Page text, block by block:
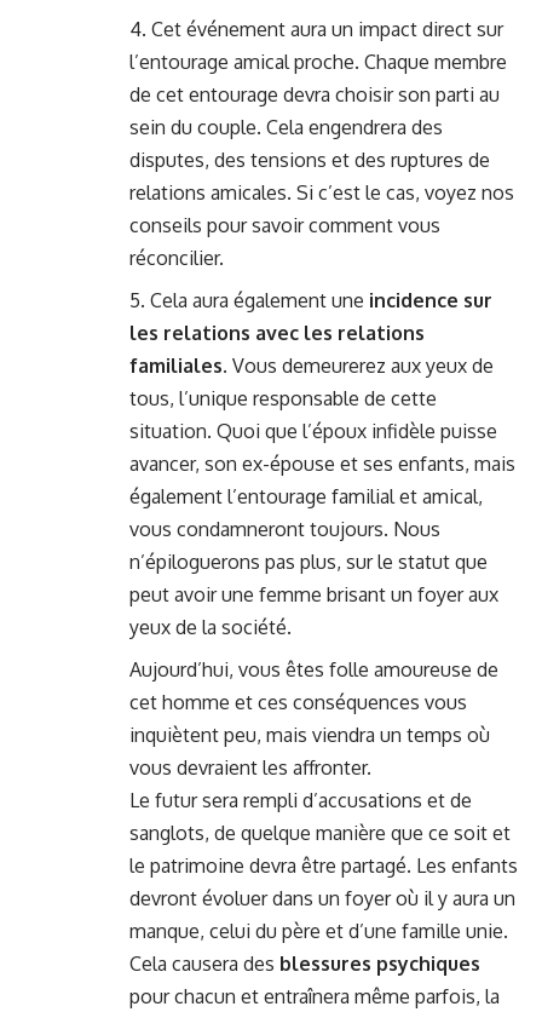
Cet événement aura un impact direct sur
l’entourage amical proche. Chaque membre
de cet entourage devra choisir son parti au
sein du couple. Cela engendrera des
disputes, des tensions et des ruptures de
relations amicales. Si c’est le cas, voyez nos
conseils pour savoir comment vous
réconcilier.
Cela aura également une incidence sur
les relations avec les relations
familiales. Vous demeurerez aux yeux de
tous, l’unique responsable de cette
situation. Quoi que l’époux infidèle puisse
avancer, son ex-épouse et ses enfants, mais
également l’entourage familial et amical,
vous condamneront toujours. Nous
n’épiloguerons pas plus, sur le statut que
peut avoir une femme brisant un foyer aux
yeux de la société.
Aujourd’hui, vous êtes folle amoureuse de
cet homme et ces conséquences vous
inquiètent peu, mais viendra un temps où
vous devraient les affronter.
Le futur sera rempli d’accusations et de
sanglots, de quelque manière que ce soit et
le patrimoine devra être partagé. Les enfants
devront évoluer dans un foyer où il y aura un
manque, celui du père et d’une famille unie.
Cela causera des blessures psychiques
pour chacun et entraînera même parfois, la